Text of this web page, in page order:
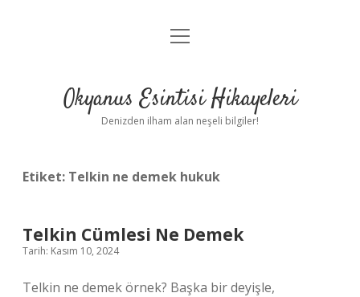
Anasayfa
Yasal Uyarı
menüyü
Okyanus Esintisi Hikayeleri
Denizden ilham alan neşeli bilgiler!
Etiket: Telkin ne demek hukuk
Telkin Cümlesi Ne Demek
Tarih: Kasım 10, 2024
Telkin ne demek örnek? Başka bir deyişle,